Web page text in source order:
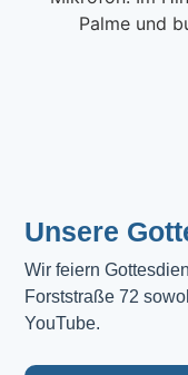
Unsere
Wir feiern
Forststraße 72
YouTube.